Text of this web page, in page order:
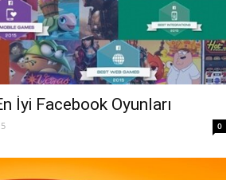
İyi Facebook Oyunları
0